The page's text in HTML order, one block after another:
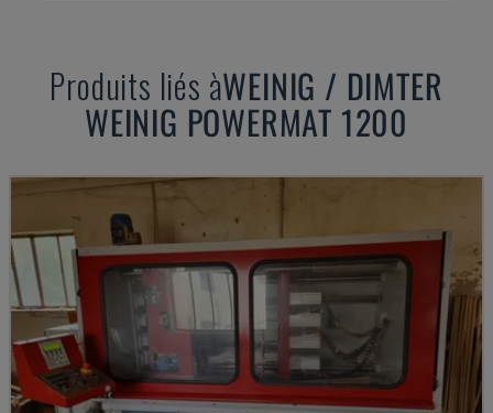
Produits liés àWEINIG / DIMTER
WEINIG POWERMAT 1200